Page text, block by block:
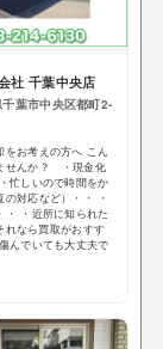
社 千葉中央店
葉市中央区都町2-
をお考えの方へ こん
せんか？ ・現金化
忙しいので時間をか
対応など）・・ ・
・ ・近所に知られた
なら買取がおすす
んでいても大丈夫で